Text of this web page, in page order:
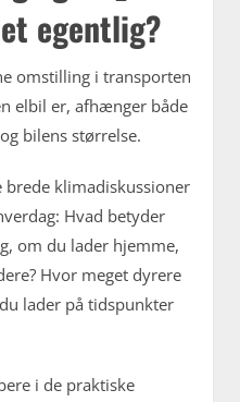
egentlig?
omstilling i transporten
elbil er, afhænger både
bilens størrelse.
klimadiskussioner
Hvad betyder
om du lader hjemme,
Hvor meget dyrere
lader på tidspunkter
i de praktiske